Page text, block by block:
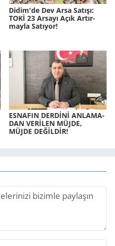
Didim'de Dev Arsa Sa­tı­şı:
TOKİ 23 Ar­sa­yı Açık Ar­tır­
may­la Sa­tı­yor!
ES­NA­FIN DERDİNİ AN­LA­MA­
DAN VERİLEN MÜJDE,
MÜJDE DEĞİLDİR!